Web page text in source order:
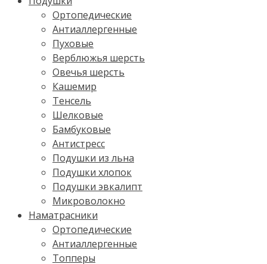
Ортопедические
Антиаллергенные
Пуховые
Верблюжья шерсть
Овечья шерсть
Кашемир
Тенсель
Шелковые
Бамбуковые
Антистресс
Подушки из льна
Подушки хлопок
Подушки эвкалипт
Микроволокно
Наматрасники
Ортопедические
Антиаллергенные
Топперы